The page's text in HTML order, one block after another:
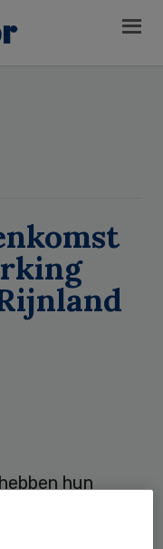
hun
verlenging.